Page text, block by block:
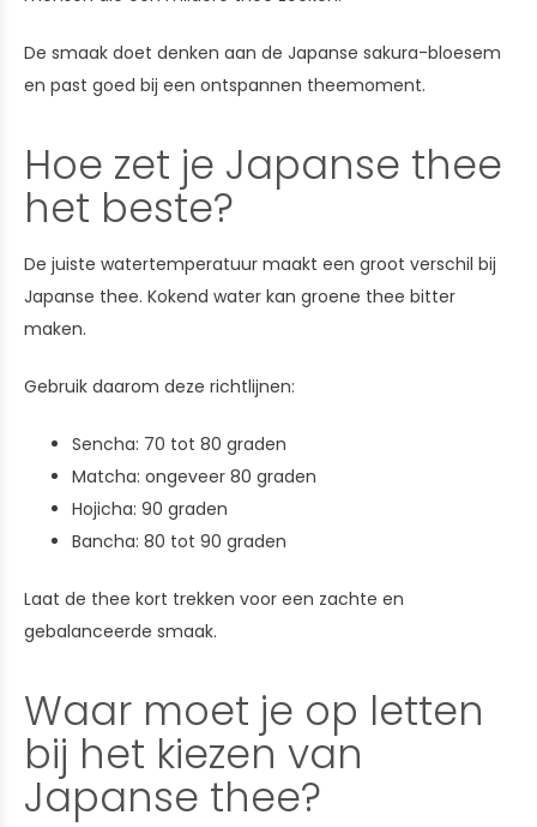
De smaak doet denken aan de Japanse sakura-bloesem
en past goed bij een ontspannen theemoment.
Hoe zet je Japanse thee
het beste?
De juiste watertemperatuur maakt een groot verschil bij
Japanse thee. Kokend water kan groene thee bitter
maken.
Gebruik daarom deze richtlijnen:
Sencha: 70 tot 80 graden
Matcha: ongeveer 80 graden
Hojicha: 90 graden
Bancha: 80 tot 90 graden
Laat de thee kort trekken voor een zachte en
gebalanceerde smaak.
Waar moet je op letten
bij het kiezen van
Japanse thee?